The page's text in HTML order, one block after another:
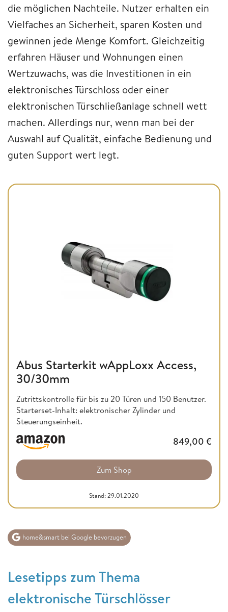
die möglichen Nachteile. Nutzer erhalten ein
Vielfaches an Sicherheit, sparen Kosten und
gewinnen jede Menge Komfort. Gleichzeitig
erfahren Häuser und Wohnungen einen
Wertzuwachs, was die Investitionen in ein
elektronisches Türschloss oder einer
elektronischen Türschließanlage schnell wett
machen. Allerdings nur, wenn man bei der
Auswahl auf Qualität, einfache Bedienung und
guten Support wert legt.
Abus Starterkit wAppLoxx Access,
30/30mm
Zutrittskontrolle für bis zu 20 Türen und 150 Benutzer.
Starterset-Inhalt: elektronischer Zylinder und
Steuerungseinheit.
849,00 €
Zum Shop
Stand: 29.01.2020
home&smart bei Google bevorzugen
Lesetipps zum Thema
elektronische Türschlösser